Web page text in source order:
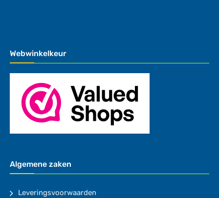
Webwinkelkeur
Algemene zaken
Leveringsvoorwaarden